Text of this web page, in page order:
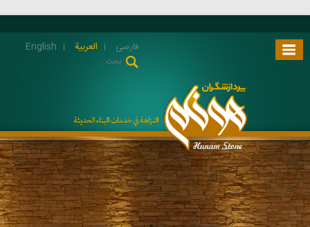
فارسی العربية English